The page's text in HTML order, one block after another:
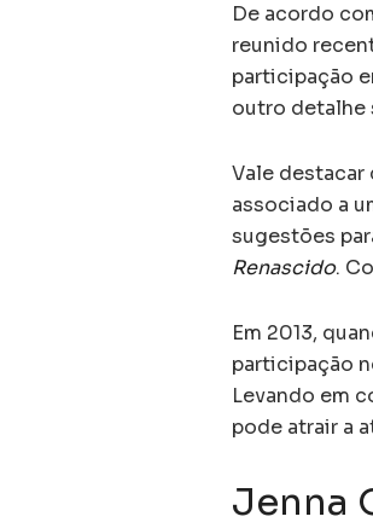
De acordo
reunido
participação
outro detalhe
Vale destacar
associado a
sugestões
Renascido.
Em 2013,
participação
Levando em
pode atrair a
Jenna